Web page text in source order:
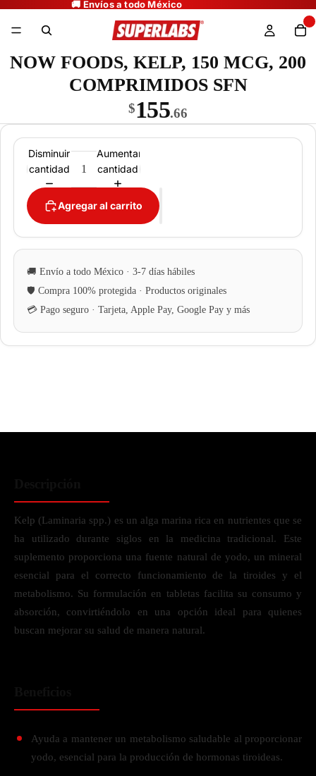
NOW FOODS, KELP, 150 MCG, 200
COMPRIMIDOS SFN
$155.66
Disminuir
cantidad
Aumentar
cantidad
Agregar al carrito
Kelp (Laminaria spp.) es un alga marina rica en nutrientes que se
ha utilizado durante siglos en la medicina tradicional. Este
suplemento proporciona una fuente natural de yodo, un mineral
esencial para el correcto funcionamiento de la tiroides y el
metabolismo. Su formulación en tabletas facilita su consumo y
absorción, convirtiéndolo en una opción ideal para quienes
buscan mejorar su salud de manera natural.
Ayuda a mantener un metabolismo saludable al proporcionar
yodo, esencial para la producción de hormonas tiroideas.